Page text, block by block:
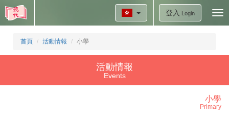
登入 Login
首頁 活動情報 小學
活動情報
Events
小學
Primary